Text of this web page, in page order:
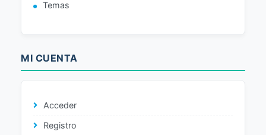
Temas
MI CUENTA
Acceder
Registro